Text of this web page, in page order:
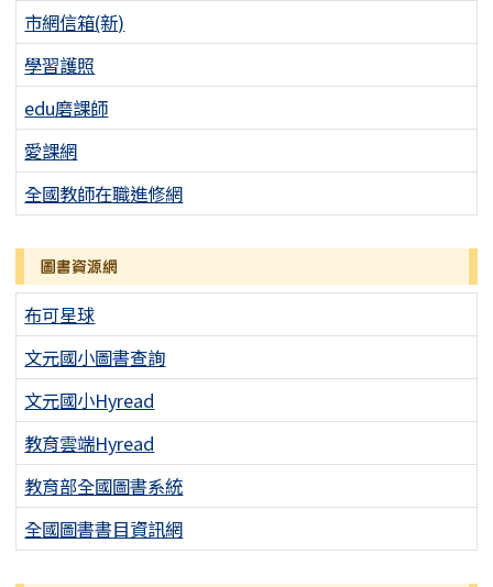
市網信箱(新)
學習護照
edu磨課師
愛課網
全國教師在職進修網
圖書資源網
布可星球
文元國小圖書查詢
文元國小Hyread
教育雲端Hyread
教育部全國圖書系統
全國圖書書目資訊網